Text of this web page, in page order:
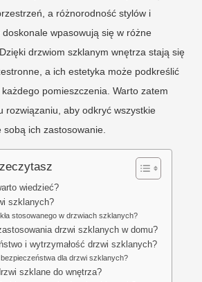
a różnorodność stylów i
wpasowują się w różne
drzwiom szklanym wnętrza stają się
a ich estetyka może podkreślić
pomieszczenia. Warto zatem
rozwiązaniu, aby odkryć wszystkie
ich zastosowanie.
wiedzieć?
szklanych?
stosowanego w drzwiach szklanych?
drzwi szklanych w domu?
i wytrzymałość drzwi szklanych?
dla drzwi szklanych?
szklane do wnętrza?